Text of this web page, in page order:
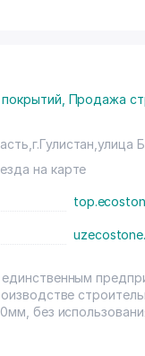
Продажа
на карте
единственным
без
природного